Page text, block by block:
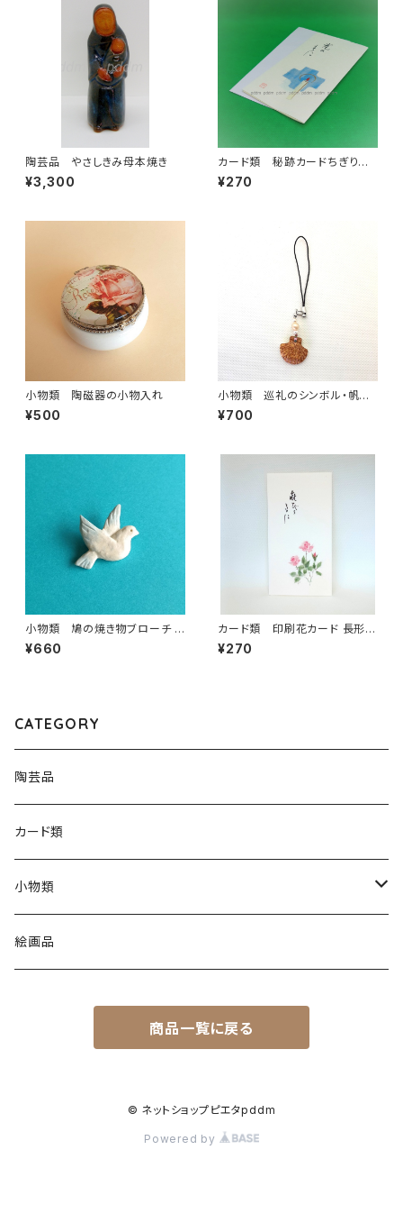
陶芸品 やさしきみ母本焼き
¥3,300
カード類 秘跡カードちぎり
絵 洗礼
¥270
小物類 陶磁器の小物入れ
¥500
小物類 巡礼のシンボル・帆立
貝の焼き物ストラップ 伊羅保
¥700
小物類 鳩の焼き物ブローチ N
o.1 青
¥660
カード類 印刷花カード 長形
バラ
¥270
CATEGORY
陶芸品
カード類
小物類
C製品
絵画品
商品一覧に戻る
© ネットショップピエタpddm
Powered by